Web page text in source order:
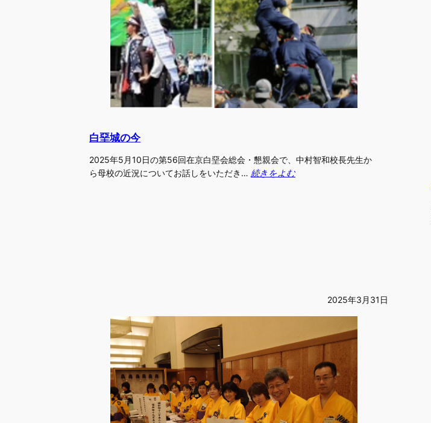
白堊城の今
2025年5月10日の第56回在京白堊会総会・懇親会で、中村智和校長先生か
ら母校の近況についてお話しをいただき… 続きをよむ
2025年3月31日